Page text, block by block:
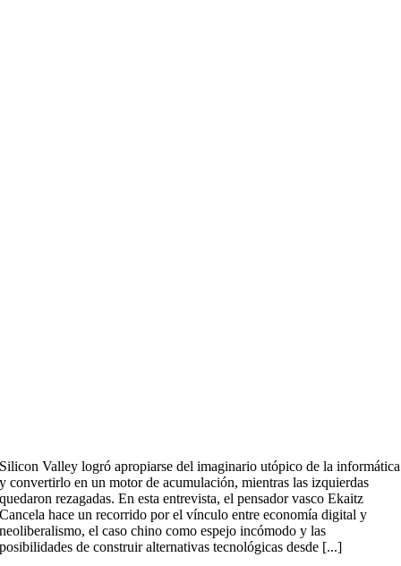
Silicon Valley logró apropiarse del imaginario utópico de la informática
y convertirlo en un motor de acumulación, mientras las izquierdas
quedaron rezagadas. En esta entrevista, el pensador vasco Ekaitz
Cancela hace un recorrido por el vínculo entre economía digital y
neoliberalismo, el caso chino como espejo incómodo y las
posibilidades de construir alternativas tecnológicas desde [...]